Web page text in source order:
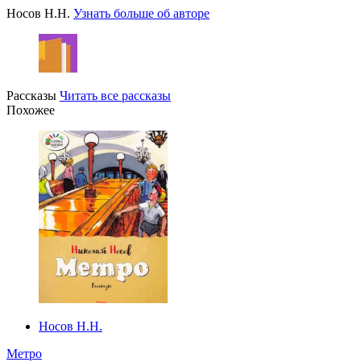
Носов Н.Н. Узнать больше об авторе
Рассказы Читать все рассказы
Похожее
Носов Н.Н.
Метро